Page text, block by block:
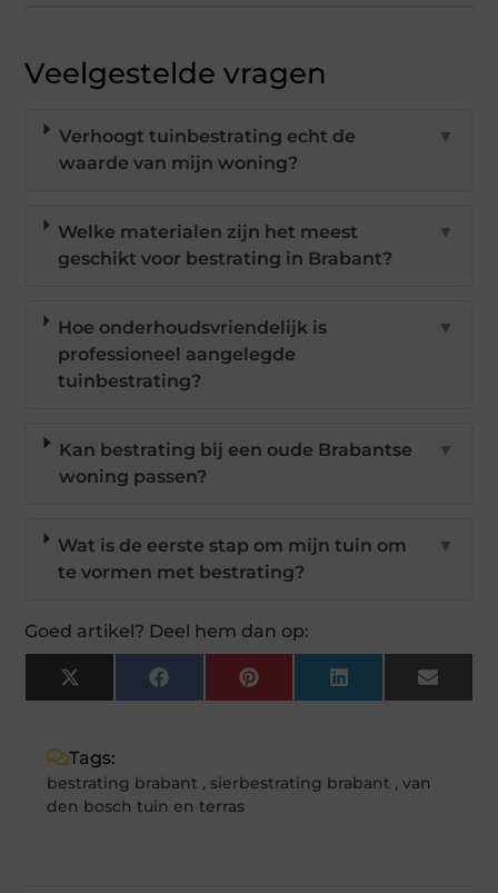
Veelgestelde vragen
Verhoogt tuinbestrating echt de
waarde van mijn woning?
▼
Welke materialen zijn het meest
geschikt voor bestrating in Brabant?
▼
Hoe onderhoudsvriendelijk is
professioneel aangelegde
tuinbestrating?
▼
Kan bestrating bij een oude Brabantse
woning passen?
▼
Wat is de eerste stap om mijn tuin om
te vormen met bestrating?
▼
Goed artikel? Deel hem dan op:
X
(Twitter)
FacebookPinterestLinkedIn Email
Tags:
bestrating brabant , sierbestrating brabant ,van
den bosch tuin en terras